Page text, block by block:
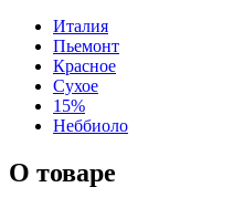
Италия
Пьемонт
Красное
Сухое
15%
Неббиоло
О товаре